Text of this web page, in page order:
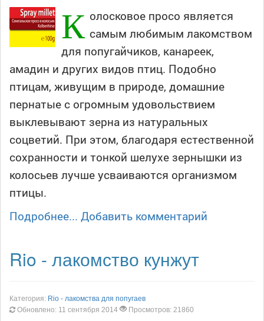
К олосковое просо является
самым любимым лакомством
для попугайчиков, канареек,
амадин и других видов птиц. Подобно
птицам, живущим в природе, домашние
пернатые с огромным удовольствием
выклевывают зерна из натуральных
соцветий. При этом, благодаря естественной
сохранности и тонкой шелухе зернышки из
колосьев лучше усваиваются организмом
птицы.
Подробнее... Добавить комментарий
Rio - лакомство кунжут
Категория: Rio - лакомства для попугаев
Обновлено: 11 сентября 2014
Просмотров: 21860